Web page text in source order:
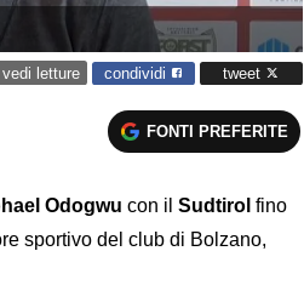
vedi letture condividi tweet
FONTI PREFERITE
Odogwu con il Sudtirol fino
sportivo del club di Bolzano,